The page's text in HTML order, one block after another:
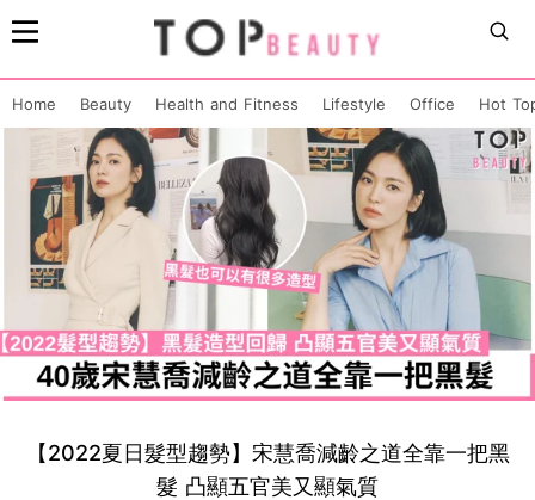
Home Beauty Health and Fitness Lifestyle Office Hot
【2022夏日髮型趨勢】宋慧喬減齡之道全靠一把黑
髮 凸顯五官美又顯氣質